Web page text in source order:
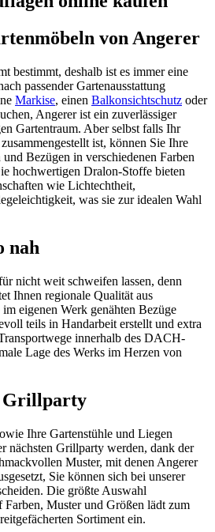
von Angerer
bestimmt, deshalb ist es immer eine
passender Gartenausstattung
Markise, einen Balkonsichtschutz oder
Angerer ist ein zuverlässiger
Gartentraum. Aber selbst falls Ihr
ist, können Sie Ihre
Bezügen in verschiedenen Farben
hochwertigen Dralon-Stoffe bieten
wie Lichtechtheit,
was sie zur idealen Wahl
nah
nicht weit schweifen lassen, denn
Ihnen regionale Qualität aus
eigenen Werk genähten Bezüge
teils in Handarbeit erstellt und extra
innerhalb des DACH-
Lage des Werks im Herzen von
Grillparty
Ihre Gartenstühle und Liegen
nächsten Grillparty werden, dank der
Muster, mit denen Angerer
Sie können sich bei unserer
Die größte Auswahl
Farben, Muster und Größen lädt zum
Sortiment ein.